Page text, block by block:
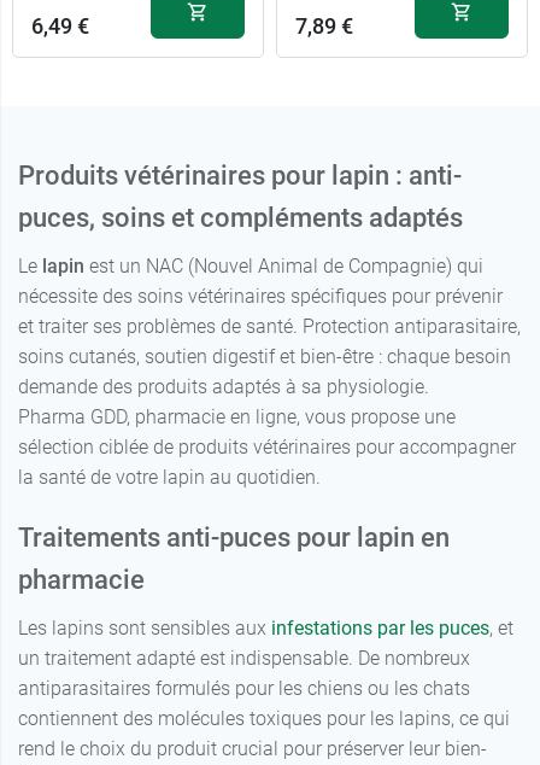
6,49 € 7,89 €
Produits vétérinaires pour lapin : anti-
puces, soins et compléments adaptés
Le lapin est un NAC (Nouvel Animal de Compagnie) qui
nécessite des soins vétérinaires spécifiques pour prévenir
et traiter ses problèmes de santé. Protection antiparasitaire,
soins cutanés, soutien digestif et bien-être : chaque besoin
demande des produits adaptés à sa physiologie.
Pharma GDD, pharmacie en ligne, vous propose une
sélection ciblée de produits vétérinaires pour accompagner
la santé de votre lapin au quotidien.
Traitements anti-puces pour lapin en
pharmacie
Les lapins sont sensibles aux infestations par les puces, et
un traitement adapté est indispensable. De nombreux
antiparasitaires formulés pour les chiens ou les chats
contiennent des molécules toxiques pour les lapins, ce qui
rend le choix du produit crucial pour préserver leur bien-